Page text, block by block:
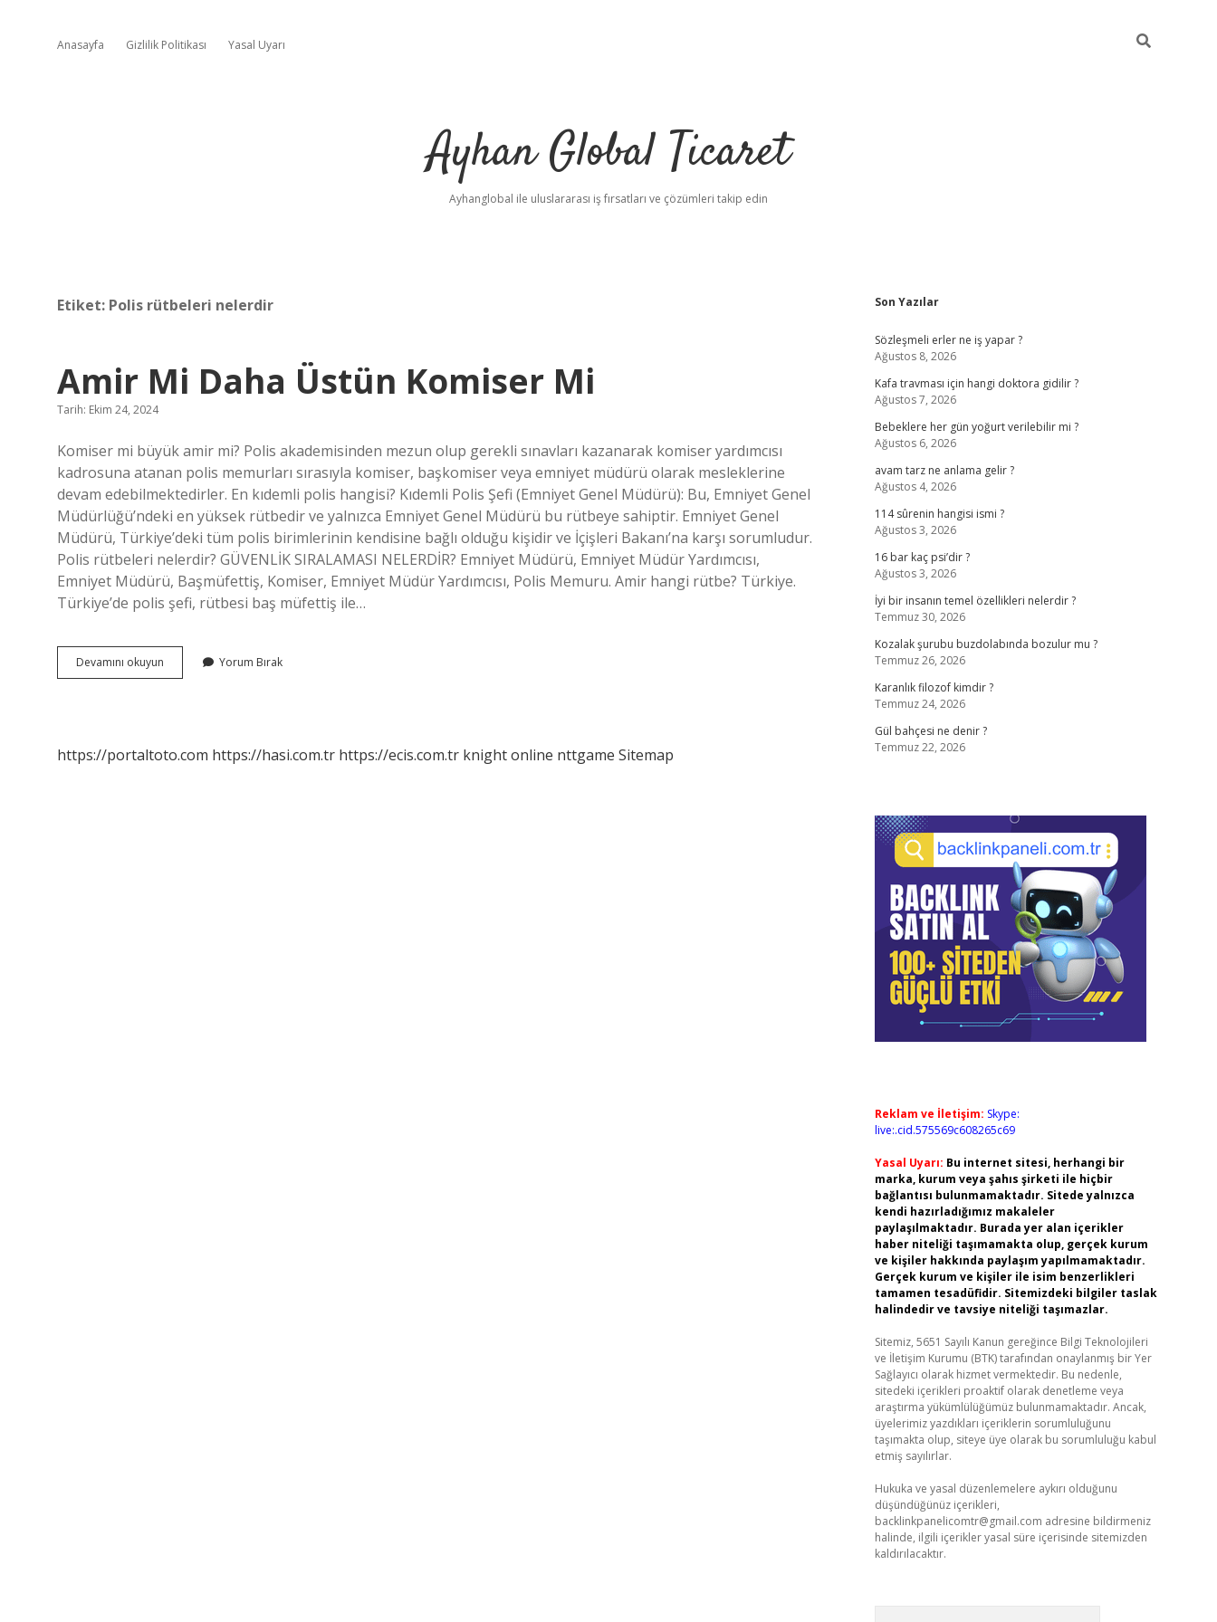
Anasayfa Gizlilik Politikası Yasal Uyarı
Ayhan Global Ticaret
Ayhanglobal ile uluslararası iş fırsatları ve çözümleri takip edin
Etiket: Polis rütbeleri nelerdir
Amir Mi Daha Üstün Komiser Mi
Tarih: Ekim 24, 2024
Komiser mi büyük amir mi? Polis akademisinden mezun olup gerekli sınavları kazanarak komiser yardımcısı
kadrosuna atanan polis memurları sırasıyla komiser, başkomiser veya emniyet müdürü olarak mesleklerine
devam edebilmektedirler. En kıdemli polis hangisi? Kıdemli Polis Şefi (Emniyet Genel Müdürü): Bu, Emniyet Genel
Müdürlüğü’ndeki en yüksek rütbedir ve yalnızca Emniyet Genel Müdürü bu rütbeye sahiptir. Emniyet Genel
Müdürü, Türkiye’deki tüm polis birimlerinin kendisine bağlı olduğu kişidir ve İçişleri Bakanı’na karşı sorumludur.
Polis rütbeleri nelerdir? GÜVENLİK SIRALAMASI NELERDİR? Emniyet Müdürü, Emniyet Müdür Yardımcısı,
Emniyet Müdürü, Başmüfettiş, Komiser, Emniyet Müdür Yardımcısı, Polis Memuru. Amir hangi rütbe? Türkiye.
Türkiye’de polis şefi, rütbesi baş müfettiş ile…
Devamını okuyun
Mi
Yorum Bırak
https://portaltoto.com https://hasi.com.tr https://ecis.com.tr knight online nttgame Sitemap
Sidebar
Son Yazılar
Sözleşmeli erler ne iş yapar ?
Ağustos 8, 2026
Kafa travması için hangi doktora gidilir ?
Ağustos 7, 2026
Bebeklere her gün yoğurt verilebilir mi ?
Ağustos 6, 2026
avam tarz ne anlama gelir ?
Ağustos 4, 2026
114 sûrenin hangisi ismi ?
Ağustos 3, 2026
16 bar kaç psi’dir ?
Ağustos 3, 2026
İyi bir insanın temel özellikleri nelerdir ?
Temmuz 30, 2026
Kozalak şurubu buzdolabında bozulur mu ?
Temmuz 26, 2026
Karanlık filozof kimdir ?
Temmuz 24, 2026
Gül bahçesi ne denir ?
Temmuz 22, 2026
Reklam ve İletişim: Skype:
live:.cid.575569c608265c69
Yasal Uyarı: Bu internet sitesi, herhangi bir
marka, kurum veya şahıs şirketi ile hiçbir
bağlantısı bulunmamaktadır. Sitede yalnızca
kendi hazırladığımız makaleler
paylaşılmaktadır. Burada yer alan içerikler
haber niteliği taşımamakta olup, gerçek kurum
ve kişiler hakkında paylaşım yapılmamaktadır.
Gerçek kurum ve kişiler ile isim benzerlikleri
tamamen tesadüfidir. Sitemizdeki bilgiler taslak
halindedir ve tavsiye niteliği taşımazlar.
Sitemiz, 5651 Sayılı Kanun gereğince Bilgi Teknolojileri
ve İletişim Kurumu (BTK) tarafından onaylanmış bir Yer
Sağlayıcı olarak hizmet vermektedir. Bu nedenle,
sitedeki içerikleri proaktif olarak denetleme veya
araştırma yükümlülüğümüz bulunmamaktadır. Ancak,
üyelerimiz yazdıkları içeriklerin sorumluluğunu
taşımakta olup, siteye üye olarak bu sorumluluğu kabul
etmiş sayılırlar.
Hukuka ve yasal düzenlemelere aykırı olduğunu
düşündüğünüz içerikleri,
backlinkpanelicomtr@gmail.com adresine bildirmeniz
halinde, ilgili içerikler yasal süre içerisinde sitemizden
kaldırılacaktır.